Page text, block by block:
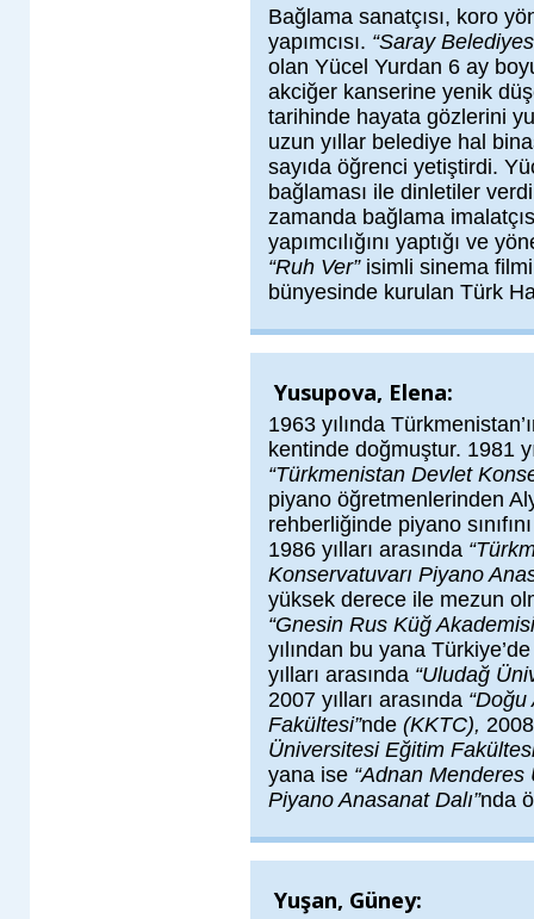
Bağlama sanatçısı, koro
yapımcısı. “Saray
olan Yücel Yurdan 6 ay
akciğer kanserine yenik
tarihinde hayata gözlerini
uzun yıllar belediye hal
sayıda öğrenci yetiştirdi.
bağlaması ile dinletiler
zamanda bağlama
yapımcılığını yaptığı ve
“Ruh Ver”isimli sinema
bünyesinde kurulan Türk
Yusupova, Elena:
1963 yılında
kentinde doğmuştur. 1981
“Türkmenistan Devlet
piyano öğretmenlerinden
rehberliğinde piyano
1986 yılları arasında
Konservatuvarı Piyano
yüksek derece ile mezun
“Gnesin Rus Küğ
yılından bu yana
yılları arasında “Uludağ
2007 yılları arasında
Fakültesi”nde (KKTC),
Üniversitesi Eğitim
yana ise “Adnan
Piyano Anasanat Dalı”nda
Yuşan, Güney: